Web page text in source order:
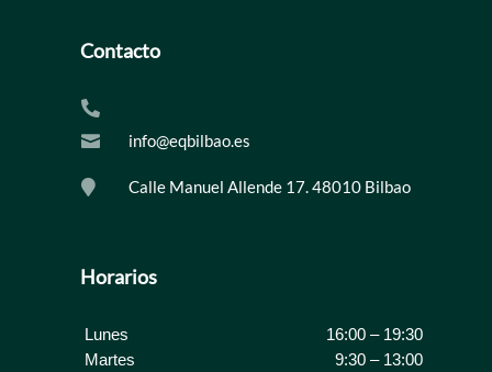
Contacto


info@eqbilbao.es
 Calle Manuel Allende 17. 48010 Bilbao
Horarios
Lunes
16:00 – 19:30
Martes
9:30 – 13:00